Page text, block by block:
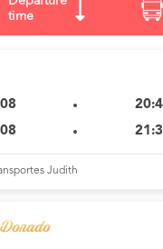
time
Judith